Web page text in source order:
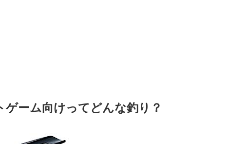
ゲーム向けってどんな釣り？